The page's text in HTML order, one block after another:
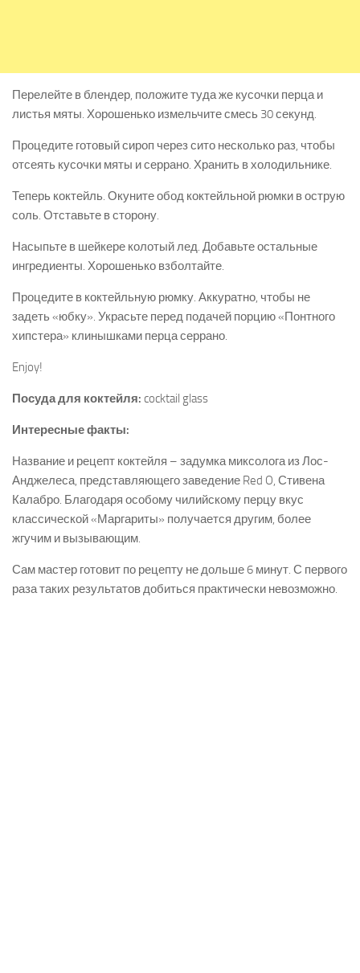
Перелейте в блендер, положите туда же кусочки перца и
листья мяты. Хорошенько измельчите смесь 30 секунд.
Процедите готовый сироп через сито несколько раз, чтобы
отсеять кусочки мяты и серрано. Хранить в холодильнике.
Теперь коктейль. Окуните обод коктейльной рюмки в острую
соль. Отставьте в сторону.
Насыпьте в шейкере колотый лед. Добавьте остальные
ингредиенты. Хорошенько взболтайте.
Процедите в коктейльную рюмку. Аккуратно, чтобы не
задеть «юбку». Украсьте перед подачей порцию «Понтного
хипстера» клинышками перца серрано.
Enjoy!
Посуда для коктейля: cocktail glass
Интересные факты:
Название и рецепт коктейля – задумка миксолога из Лос-
Анджелеса, представляющего заведение Red O, Стивена
Калабро. Благодаря особому чилийскому перцу вкус
классической «Маргариты» получается другим, более
жгучим и вызывающим.
Сам мастер готовит по рецепту не дольше 6 минут. С первого
раза таких результатов добиться практически невозможно.